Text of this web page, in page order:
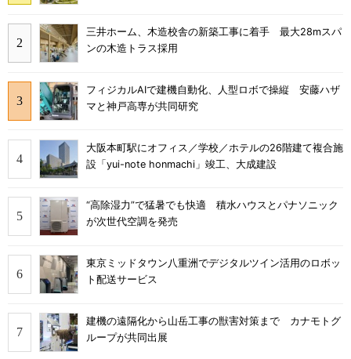
三井ホーム、木造校舎の新築工事に着手 最大28mスパ
ンの木造トラス採用
フィジカルAIで建機自動化、人型ロボで操縦 安藤ハザ
マと神戸高専が共同研究
大阪本町駅にオフィス／学校／ホテルの26階建て複合施
設「yui-note honmachi」竣工、大成建設
“高除湿力”で猛暑でも快適 積水ハウスとパナソニック
が次世代空調を発売
東京ミッドタウン八重洲でデジタルツイン活用のロボッ
ト配送サービス
建機の遠隔化から山岳工事の獣害対策まで カナモトグ
ループが共同出展